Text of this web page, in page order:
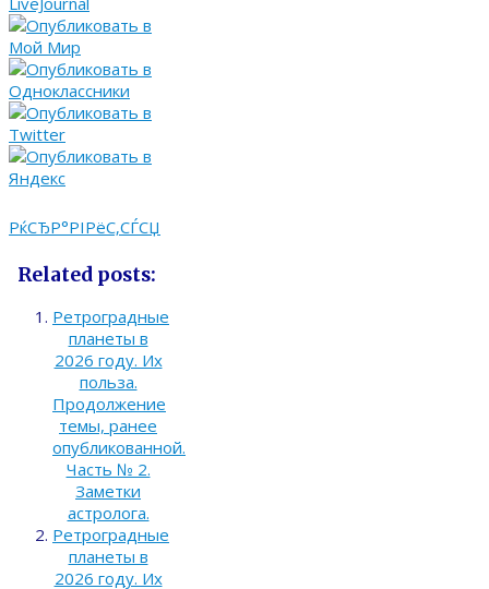
РќСЂР°РІРёС‚СЃСЏ
Related posts:
Ретроградные
планеты в
2026 году. Их
польза.
Продолжение
темы, ранее
опубликованной.
Часть № 2.
Заметки
астролога.
Ретроградные
планеты в
2026 году. Их